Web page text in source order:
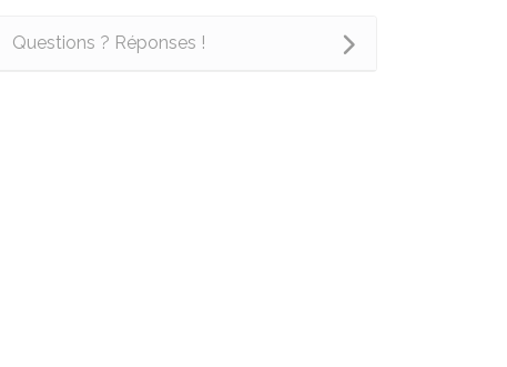
Questions ? Réponses !